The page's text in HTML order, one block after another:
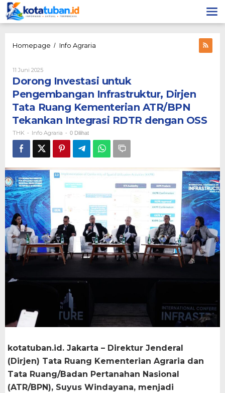
Lewati
ke
konten
Homepage / Info Agraria
Infrastruktur,
Dirjen
Tata
Ruang
Kementerian
ATR/BPN
Integrasi
RDTR
OSS
11 Juni 2025Oleh
Dorong Investasi untuk
Pengembangan Infrastruktur, Dirjen
Tata Ruang Kementerian ATR/BPN
Tekankan Integrasi RDTR dengan OSS
THK - Info Agraria - 0 Dilihat
kotatuban.id. Jakarta – Direktur Jenderal
(Dirjen) Tata Ruang Kementerian Agraria dan
Tata Ruang/Badan Pertanahan Nasional
(ATR/BPN), Suyus Windayana, menjadi